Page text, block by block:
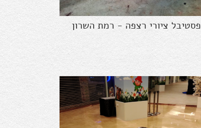
פסטיבל ציורי רצפה - רמת השרון